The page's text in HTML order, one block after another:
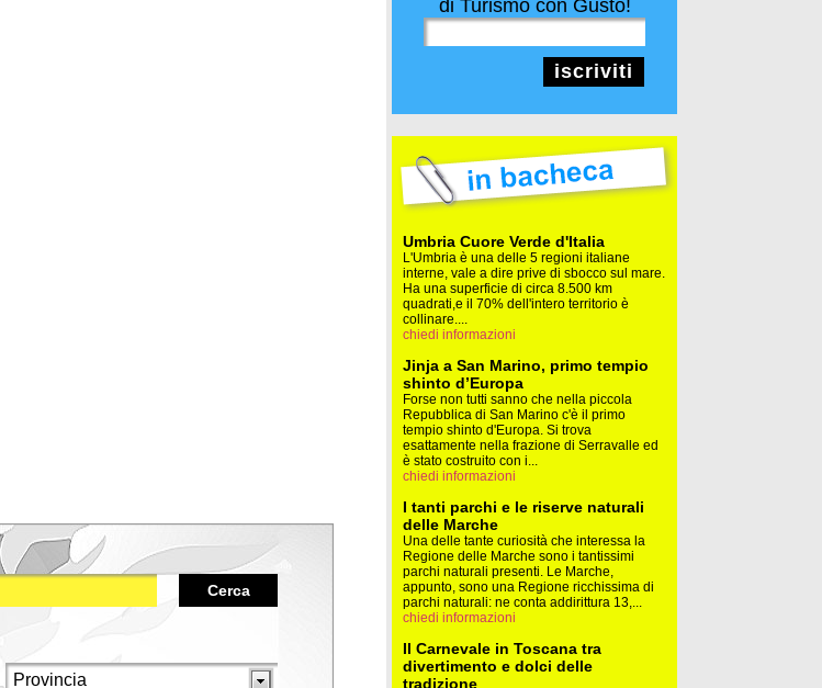
Cerca
di Turismo con Gusto!
iscriviti
Umbria Cuore Verde d'Italia
L'Umbria è una delle 5 regioni italiane
interne, vale a dire prive di sbocco sul mare.
Ha una superficie di circa 8.500 km
quadrati,e il 70% dell'intero territorio è
collinare....
chiedi informazioni
Jinja a San Marino, primo tempio
shinto d’Europa
Forse non tutti sanno che nella piccola
Repubblica di San Marino c'è il primo
tempio shinto d'Europa. Si trova
esattamente nella frazione di Serravalle ed
è stato costruito con i...
chiedi informazioni
I tanti parchi e le riserve naturali
delle Marche
Una delle tante curiosità che interessa la
Regione delle Marche sono i tantissimi
parchi naturali presenti. Le Marche,
appunto, sono una Regione ricchissima di
parchi naturali: ne conta addirittura 13,...
chiedi informazioni
Il Carnevale in Toscana tra
divertimento e dolci delle
tradizione